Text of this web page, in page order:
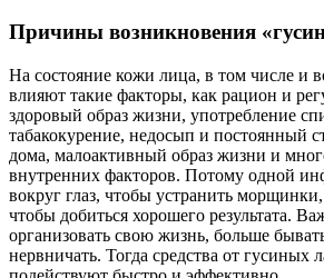
Причины возникновения
На состояние кожи лица, в том числе и
влияют такие факторы, как рацион и
здоровый образ жизни, употребление
табакокурение, недосып и постоянный
дома, малоактивный образ жизни и
внутренних факторов. Потому одной
вокруг глаз, чтобы устранить морщинки,
чтобы добиться хорошего результата.
организовать свою жизнь, больше
нервничать. Тогда средства от гусиных